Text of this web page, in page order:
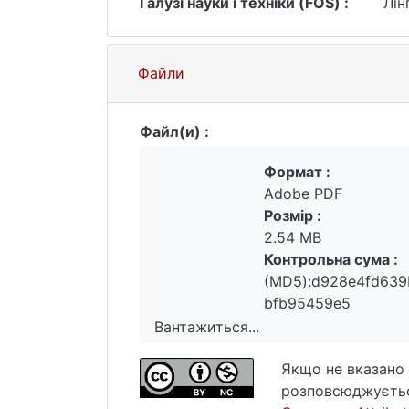
дисбаланс: жінок часто зображують
представляють як представників
Загалом, гендерні стереотипи
сприймаються та оцінюються
розумінню ролі медіа у формуванні
Файли
Файл(и) :
Вантажиться...
Вантажиться...
Формат :
Adobe PDF
Розмір :
2.54 MB
Контрольна сума :
bfb95459e5
Якщо не вказано